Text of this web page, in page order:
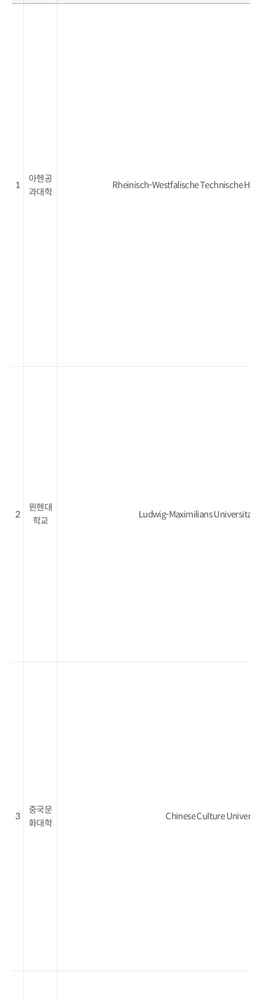
1
아헨공
과대학
Rheinisch-Westfalische Technische
2
뮌헨대
학교
Ludwig-Maximilians Universitat
3
중국문
화대학
Chinese Culture